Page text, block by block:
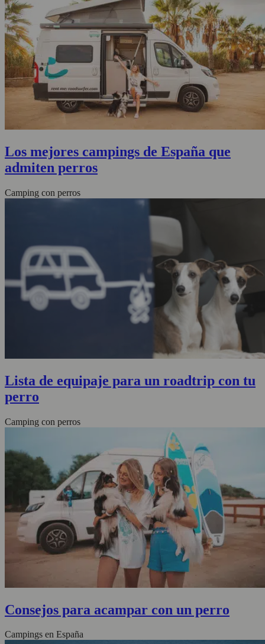
Los mejores campings de España que
admiten perros
Camping con perros
Lista de equipaje para un roadtrip con tu
perro
Camping con perros
Consejos para acampar con un perro
Campings en España